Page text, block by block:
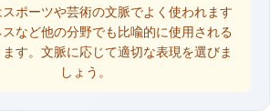
スポーツや芸術の文脈でよく使われます
など他の分野でも比喩的に使用される
す。文脈に応じて適切な表現を選びま
しょう。